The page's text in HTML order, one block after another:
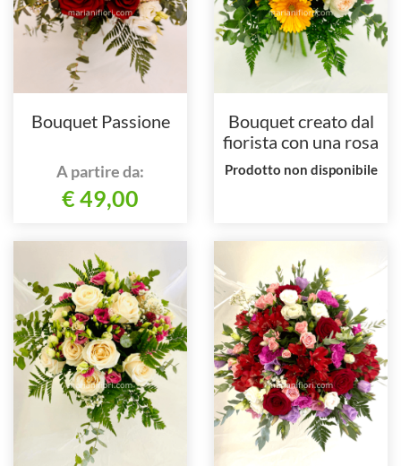
Bouquet Passione
A partire da:
€ 49,00
Bouquet creato dal
fiorista con una rosa
rossa e verdi
decorativi
Prodotto non disponibile